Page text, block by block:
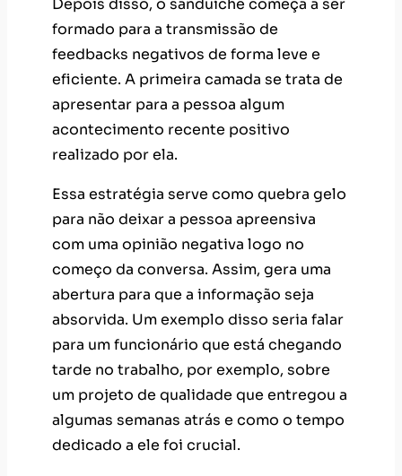
Depois disso, o sanduíche começa a ser
formado para a transmissão de
feedbacks negativos de forma leve e
eficiente. A primeira camada se trata de
apresentar para a pessoa algum
acontecimento recente positivo
realizado por ela.
Essa estratégia serve como quebra gelo
para não deixar a pessoa apreensiva
com uma opinião negativa logo no
começo da conversa. Assim, gera uma
abertura para que a informação seja
absorvida. Um exemplo disso seria falar
para um funcionário que está chegando
tarde no trabalho, por exemplo, sobre
um projeto de qualidade que entregou a
algumas semanas atrás e como o tempo
dedicado a ele foi crucial.